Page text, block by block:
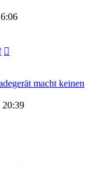
macht keinen
20:39